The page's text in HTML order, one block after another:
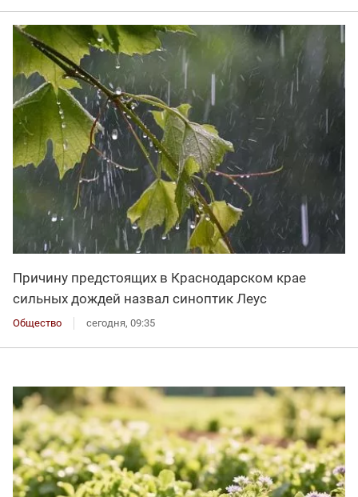
Причину предстоящих в Краснодарском крае
сильных дождей назвал синоптик Леус
Общество сегодня, 09:35